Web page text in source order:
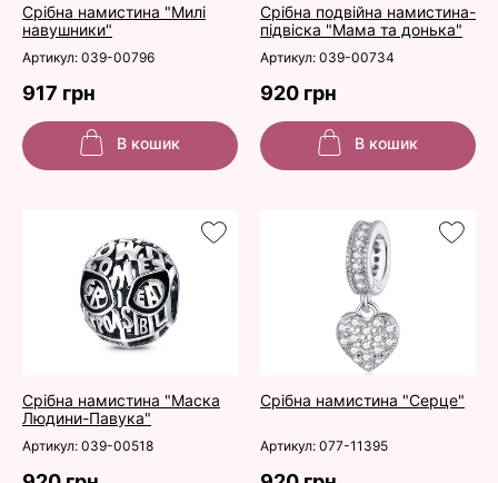
Срібна намистина "Милі
навушники"
Срібна подвійна намистина-
підвіска "Мама та донька"
Артикул: 039-00796 Артикул: 039-00734
917 грн 920 грн
В кошик В кошик
Срібна намистина "Маска
Людини-Павука"
Срібна намистина "Серце"
Артикул: 039-00518 Артикул: 077-11395